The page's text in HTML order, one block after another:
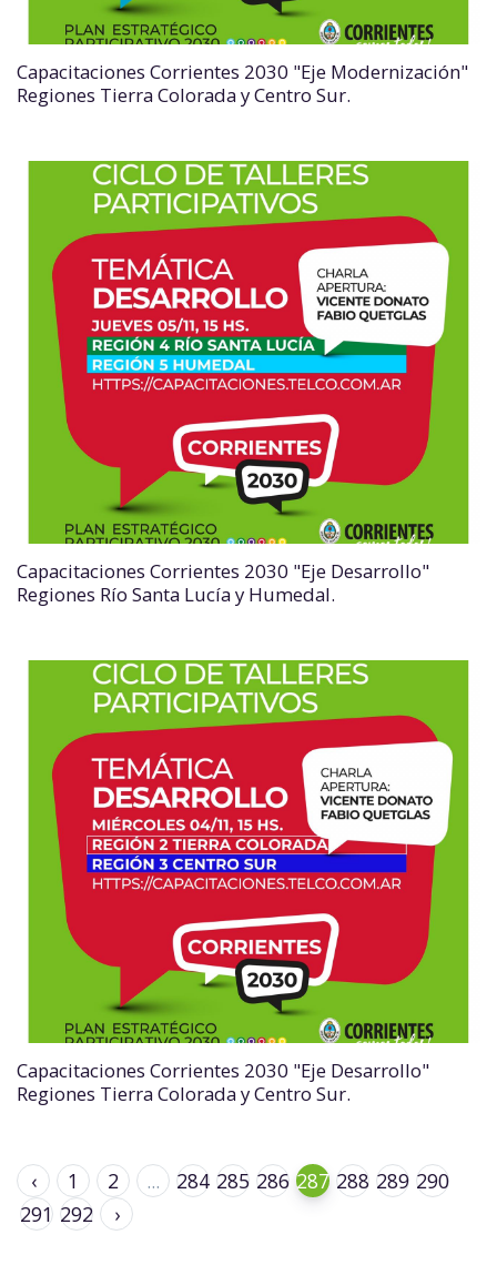
Capacitaciones Corrientes 2030 "Eje Modernización"
Regiones Tierra Colorada y Centro Sur.
Capacitaciones Corrientes 2030 "Eje Desarrollo"
Regiones Río Santa Lucía y Humedal.
Capacitaciones Corrientes 2030 "Eje Desarrollo"
Regiones Tierra Colorada y Centro Sur.
‹ 1 2 ... 284 285 286 287 288 289 290
291 292 ›